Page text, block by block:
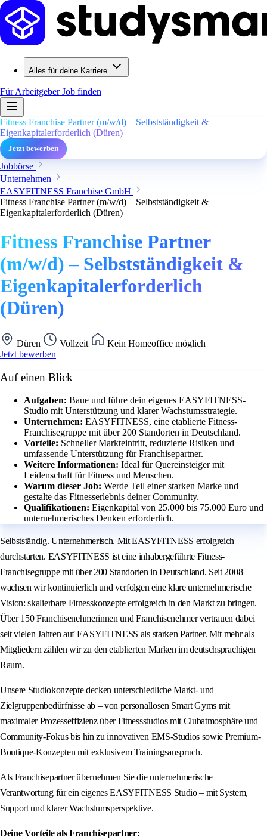
Alles für deine Karriere
Für ArbeitgeberJob finden
Fitness Franchise Partner (m/w/d) – Selbstständigkeit &
Eigenkapitalerforderlich (Düren)
Jetzt bewerben
Jobbörse
Unternehmen
EASYFITNESS Franchise GmbH
Fitness Franchise Partner (m/w/d) – Selbstständigkeit &
Eigenkapitalerforderlich (Düren)
Fitness Franchise Partner
(m/w/d) – Selbstständigkeit &
Eigenkapitalerforderlich
(Düren)
Düren Vollzeit
Kein Homeoffice möglich
Jetzt bewerben
Auf einen Blick
Aufgaben: Baue und führe dein eigenes EASYFITNESS-
Studio mit Unterstützung und klarer Wachstumsstrategie.
Unternehmen: EASYFITNESS, eine etablierte Fitness-
Franchisegruppe mit über 200 Standorten in Deutschland.
Vorteile: Schneller Markteintritt, reduzierte Risiken und
umfassende Unterstützung für Franchisepartner.
Weitere Informationen: Ideal für Quereinsteiger mit
Leidenschaft für Fitness und Menschen.
Warum dieser Job: Werde Teil einer starken Marke und
gestalte das Fitnesserlebnis deiner Community.
Qualifikationen: Eigenkapital von 25.000 bis 75.000 Euro und
unternehmerisches Denken erforderlich.
Selbstständig. Unternehmerisch. Mit EASYFITNESS erfolgreich
durchstarten. EASYFITNESS ist eine inhabergeführte Fitness-
Franchisegruppe mit über 200 Standorten in Deutschland. Seit 2008
wachsen wir kontinuierlich und verfolgen eine klare unternehmerische
Vision: skalierbare Fitnesskonzepte erfolgreich in den Markt zu bringen.
Über 150 Franchisenehmerinnen und Franchisenehmer vertrauen dabei
seit vielen Jahren auf EASYFITNESS als starken Partner. Mit mehr als
Mitgliedern zählen wir zu den etablierten Marken im deutschsprachigen
Raum.
Unsere Studiokonzepte decken unterschiedliche Markt- und
Zielgruppenbedürfnisse ab – von personallosen Smart Gyms mit
maximaler Prozesseffizienz über Fitnessstudios mit Clubatmosphäre und
Community-Fokus bis hin zu innovativen EMS-Studios sowie Premium-
Boutique-Konzepten mit exklusivem Trainingsanspruch.
Als Franchisepartner übernehmen Sie die unternehmerische
Verantwortung für ein eigenes EASYFITNESS Studio – mit System,
Support und klarer Wachstumsperspektive.
Deine Vorteile als Franchisepartner: